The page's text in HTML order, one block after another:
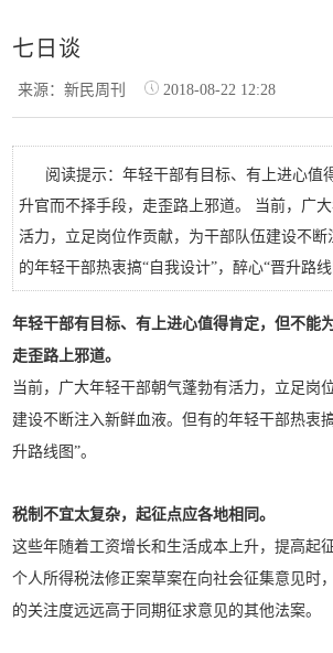
七日谈
来源：新民周刊 2018-08-22 12:28
阅读提示：年轻干部有目标、有上进心值
升官而不择手段，走歪路上邪道。 当前，广
活力，立足岗位作贡献，为干部队伍建设不
的年轻干部热衷搞“自我设计”，醉心“晋升路线
年轻干部有目标、有上进心值得肯定，但不能
走歪路上邪道。
当前，广大年轻干部朝气蓬勃有活力，立足岗
建设不断注入新鲜血液。但有的年轻干部热衷
升路线图”。
税制不宜太复杂，起征点应各地相同。
这些年随着工资增长和生活成本上升，提高起
个人所得税法修正案草案在向社会征集意见时
的关注度远远高于同期征求意见的其他法案。